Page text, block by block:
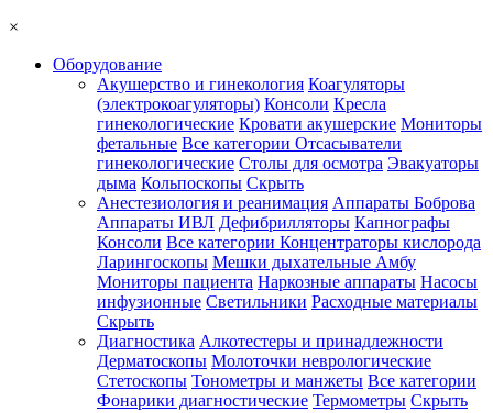
×
Оборудование
Акушерство и гинекология Коагуляторы
(электрокоагуляторы) Консоли Кресла
гинекологические Кровати акушерские Мониторы
фетальные Все категории Отсасыватели
гинекологические Столы для осмотра Эвакуаторы
дыма Кольпоскопы Скрыть
Анестезиология и реанимация Аппараты Боброва
Аппараты ИВЛ Дефибрилляторы Капнографы
Консоли Все категории Концентраторы кислорода
Ларингоскопы Мешки дыхательные Амбу
Мониторы пациента Наркозные аппараты Насосы
инфузионные Светильники Расходные материалы
Скрыть
Диагностика Алкотестеры и принадлежности
Дерматоскопы Молоточки неврологические
Стетоскопы Тонометры и манжеты Все категории
Фонарики диагностические Термометры Скрыть